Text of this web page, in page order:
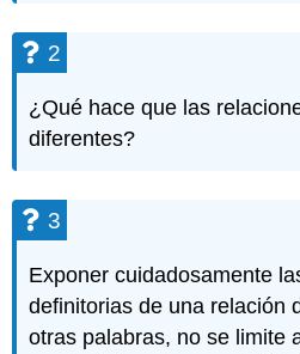
2
¿Qué hace que las
diferentes?
3
Exponer cuidadosamente
definitorias de una relación
otras palabras, no se limite